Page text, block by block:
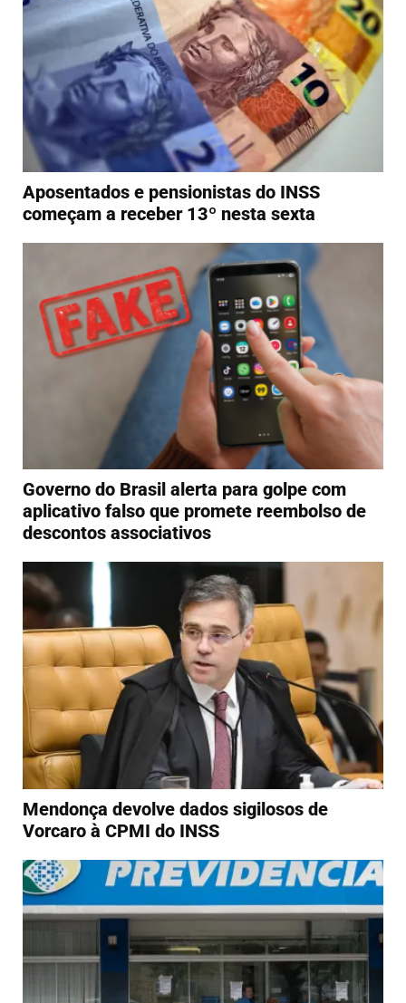
Aposentados e pensionistas do INSS
começam a receber 13º nesta sexta
Governo do Brasil alerta para golpe com
aplicativo falso que promete reembolso de
descontos associativos
Mendonça devolve dados sigilosos de
Vorcaro à CPMI do INSS